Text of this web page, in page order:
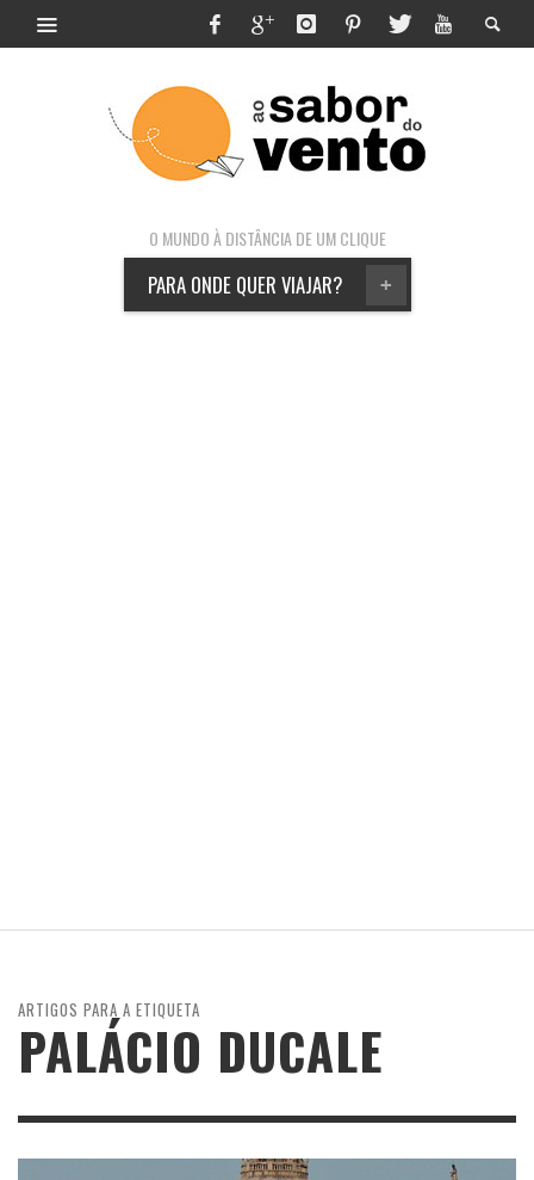
O MUNDO À DISTÂNCIA DE UM CLIQUE
+
PARA ONDE QUER VIAJAR?
ARTIGOS PARA A ETIQUETA
PALÁCIO DUCALE